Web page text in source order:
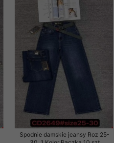
Spodnie damskie jeansy Roz 25-